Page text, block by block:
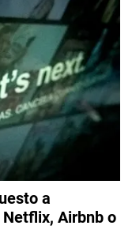
a
Airbnb o